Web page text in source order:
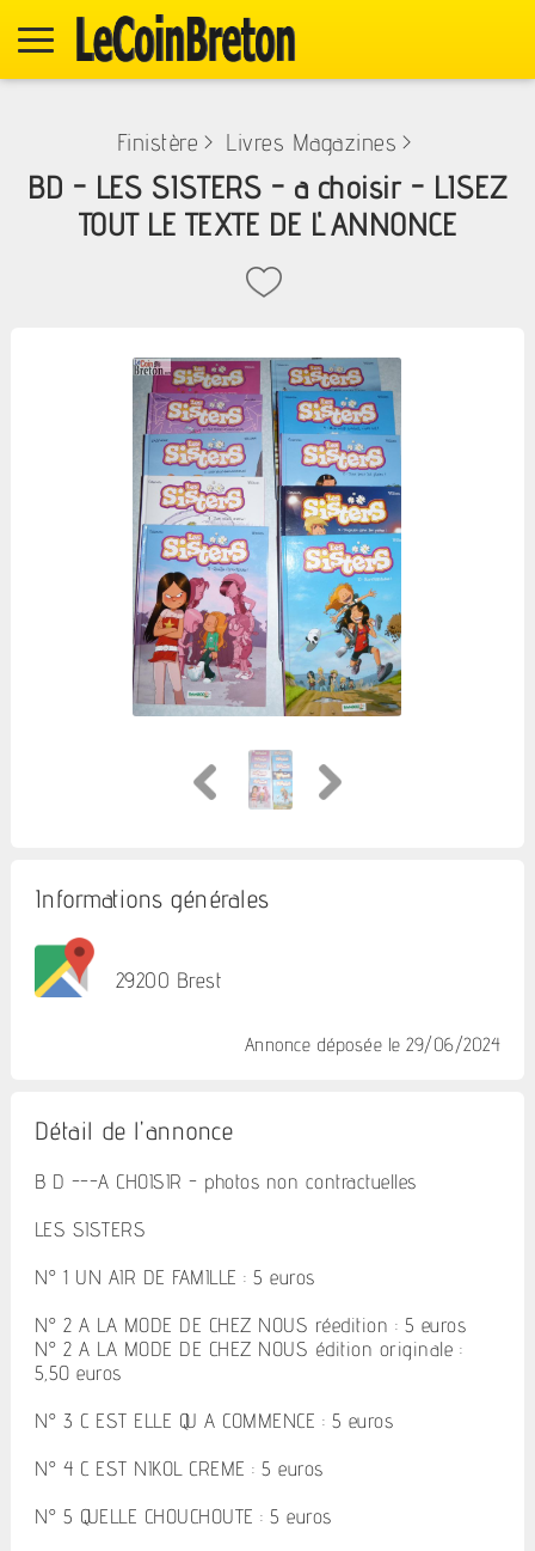
Finistère > Livres Magazines >
BD - LES SISTERS - a choisir - LISEZ
TOUT LE TEXTE DE L' ANNONCE
Informations générales
29200 Brest
Annonce déposée le 29/06/2024
Détail de l'annonce
B D ---A CHOISIR - photos non contractuelles
LES SISTERS
N° 1 UN AIR DE FAMILLE : 5 euros
N° 2 A LA MODE DE CHEZ NOUS réedition : 5 euros
N° 2 A LA MODE DE CHEZ NOUS édition originale :
5,50 euros
N° 3 C EST ELLE QU A COMMENCE : 5 euros
N° 4 C EST NIKOL CREME : 5 euros
N° 5 QUELLE CHOUCHOUTE : 5 euros